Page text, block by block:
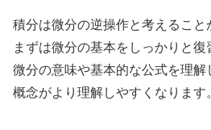
積分は微分の逆操作と考えること
まずは微分の基本をしっかりと復
微分の意味や基本的な公式を理
概念がより理解しやすくなります